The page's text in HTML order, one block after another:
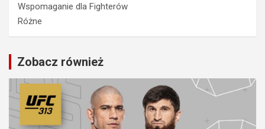
Wspomaganie dla Fighterów
Różne
Zobacz również